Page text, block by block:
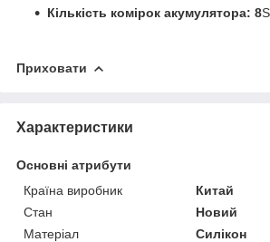
Кількість комірок акумулятора: 8S
Приховати
Характеристики
Основні атрибути
Країна виробник
Китай
Стан
Новий
Матеріал
Силікон